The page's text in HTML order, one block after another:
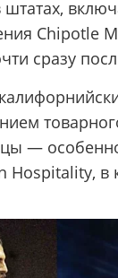
штатах,
Chipotle
сразу
—
Hospitality, в